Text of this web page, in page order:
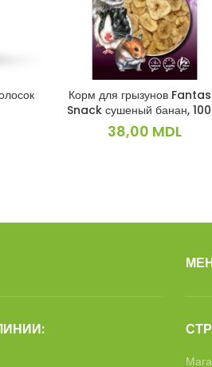
В КОРЗИНУ
Корм для грызунов
Snack сушеный банан,
38,00 MDL